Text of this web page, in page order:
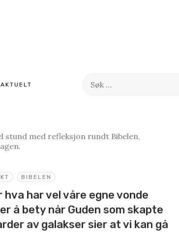
AKTUELT
Søk
stund med refleksjon rundt Bibelen,
BIBELEN
hva har vel våre egne vonde
å bety når Guden som skapte
av galakser sier at vi kan gå